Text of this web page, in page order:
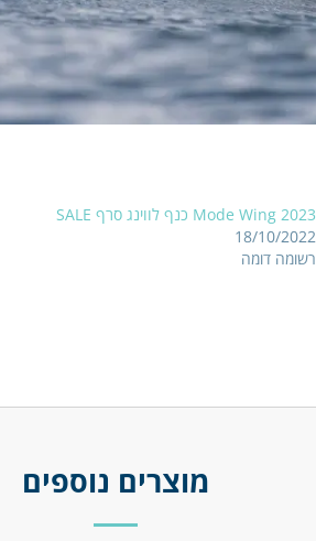
Mode Wing 2023 כנף לווינג סרף SALE
18/10/2022
רשומה דומה
מוצרים נוספים